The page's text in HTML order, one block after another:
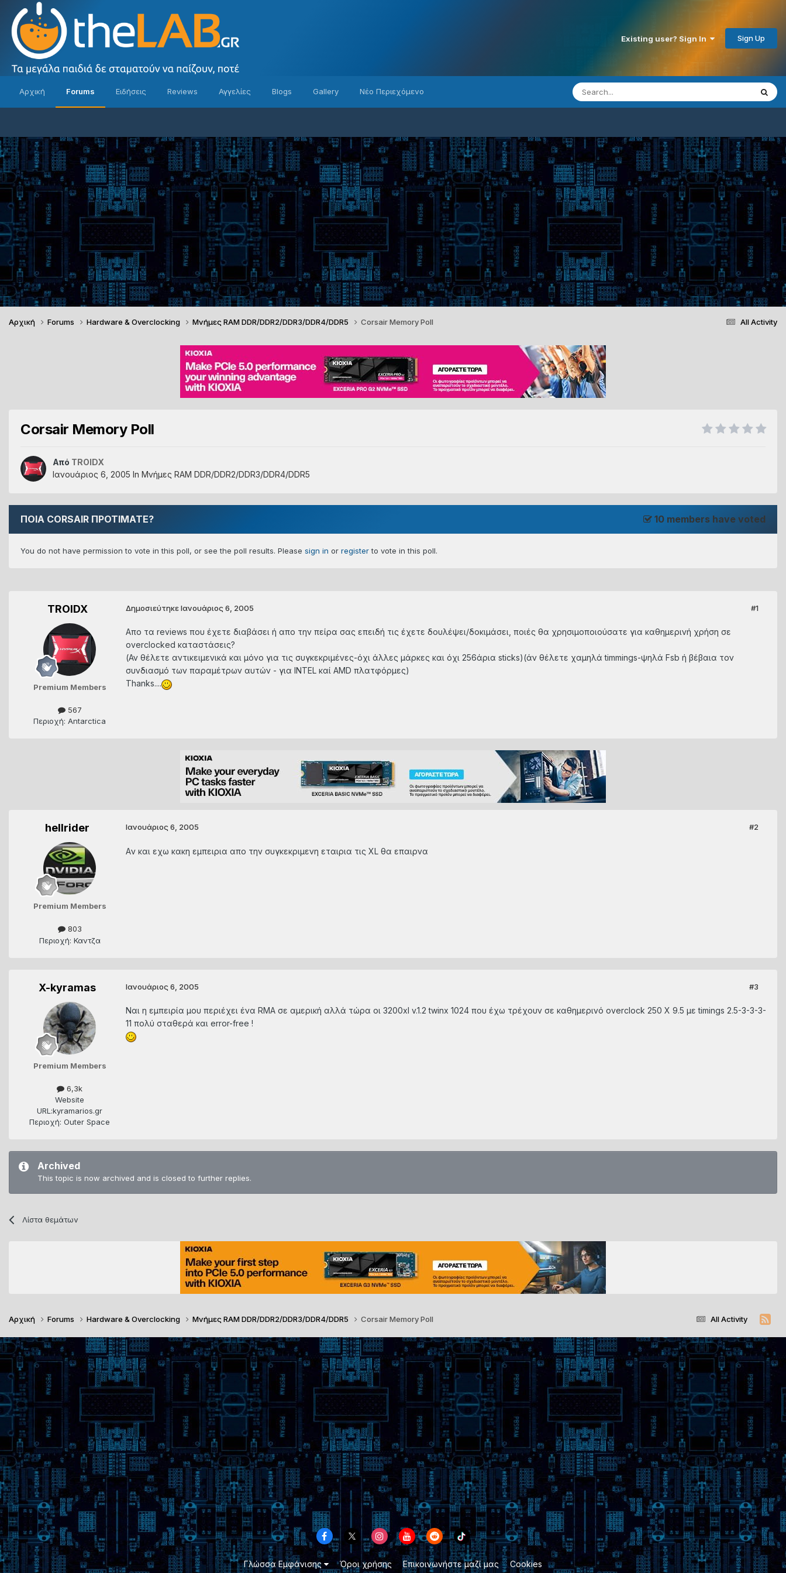
Existing user? Sign In Sign Up
Αρχική Forums Ειδήσεις Reviews Αγγελίες Blogs Gallery Νέο Περιεχόμενο
All Activity
Αρχική Forums Hardware & Overclocking Μνήμες RAM DDR/DDR2/DDR3/DDR4/DDR5 Corsair Memory Poll
Corsair Memory Poll
Από TROIDX
Ιανουάριος 6, 2005 In Μνήμες RAM DDR/DDR2/DDR3/DDR4/DDR5
ΠΟΙΑ CORSAIR ΠΡΟΤΙΜΑΤΕ? 10 members have voted
You do not have permission to vote in this poll, or see the poll results. Please sign in or registerto vote in this poll.
TROIDX
Premium Members
567
Περιοχή: Antarctica
#1
ΔημοσιεύτηκεΙανουάριος 6, 2005
Aπο τα reviews που έχετε διαβάσει ή απο την πείρα σας επειδή τις έχετε δουλέψει/δοκιμάσει, ποιές θα χρησιμοποιούσατε για καθημερινή χρήση σε
overclocked καταστάσεις?
(Αν θέλετε αντικειμενικά και μόνο για τις συγκεκριμένες-όχι άλλες μάρκες και όχι 256άρια sticks)(άν θέλετε χαμηλά timmings-ψηλά Fsb ή βέβαια τον
συνδιασμό των παραμέτρων αυτών - για INTEL καί AMD πλατφόρμες)
Thanks....
hellrider
Premium Members
803
Περιοχή: Καντζα
#2
Ιανουάριος 6, 2005
Aν και εχω κακη εμπειρια απο την συγκεκριμενη εταιρια τις XL θα επαιρνα
X-kyramas
Premium Members
6,3k
Website
URL:kyramarios.gr
Περιοχή: Outer Space
#3
Ιανουάριος 6, 2005
Ναι η εμπειρία μου περιέχει ένα RMA σε αμερική αλλά τώρα οι 3200xl v.1.2 twinx 1024 που έχω τρέχουν σε καθημερινό overclock 250 X 9.5 με timings 2.5-3-3-3-
11 πολύ σταθερά και error-free !
Archived
This topic is now archived and is closed to further replies.
Λίστα θεμάτων
All Activity
Αρχική Forums Hardware & Overclocking Μνήμες RAM DDR/DDR2/DDR3/DDR4/DDR5 Corsair Memory Poll
Γλώσσα Εμφάνισης Όροι χρήσης Επικοινωνήστε μαζί μας Cookies